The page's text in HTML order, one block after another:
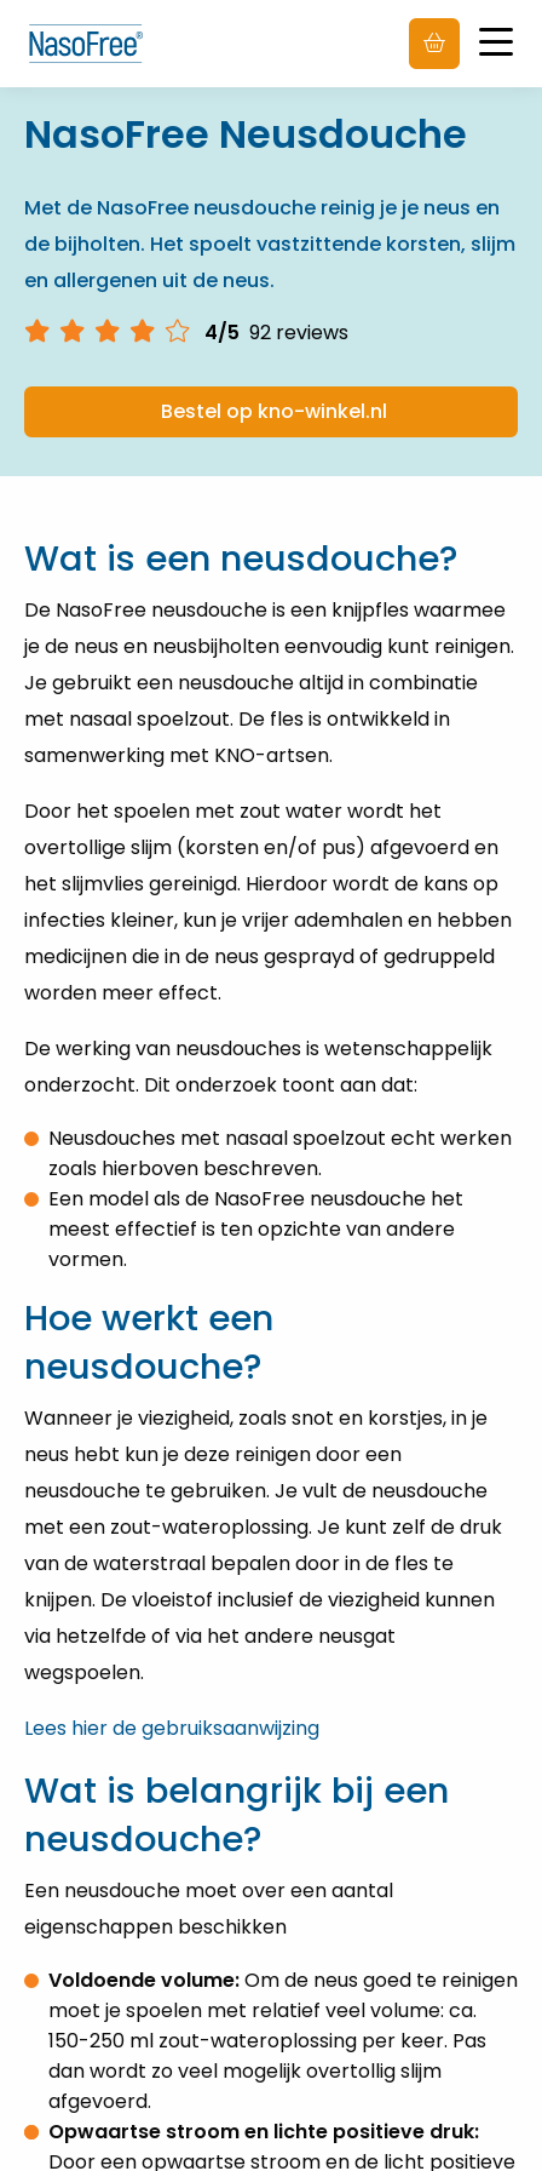
NasoFree Neusdouche
Met de NasoFree neusdouche reinig je je neus en
de bijholten. Het spoelt vastzittende korsten, slijm
en allergenen uit de neus.
4/5 92 reviews
Bestel op kno-winkel.nl
Wat is een neusdouche?
De NasoFree neusdouche is een knijpfles waarmee
je de neus en neusbijholten eenvoudig kunt reinigen.
Je gebruikt een neusdouche altijd in combinatie
met nasaal spoelzout. De fles is ontwikkeld in
samenwerking met KNO-artsen.
Door het spoelen met zout water wordt het
overtollige slijm (korsten en/of pus) afgevoerd en
het slijmvlies gereinigd. Hierdoor wordt de kans op
infecties kleiner, kun je vrijer ademhalen en hebben
medicijnen die in de neus gesprayd of gedruppeld
worden meer effect.
De werking van neusdouches is wetenschappelijk
onderzocht. Dit onderzoek toont aan dat:
Neusdouches met nasaal spoelzout echt werken
zoals hierboven beschreven.
Een model als de NasoFree neusdouche het
meest effectief is ten opzichte van andere
vormen.
Hoe werkt een
neusdouche?
Wanneer je viezigheid, zoals snot en korstjes, in je
neus hebt kun je deze reinigen door een
neusdouche te gebruiken. Je vult de neusdouche
met een zout-wateroplossing. Je kunt zelf de druk
van de waterstraal bepalen door in de fles te
knijpen. De vloeistof inclusief de viezigheid kunnen
via hetzelfde of via het andere neusgat
wegspoelen.
Lees hier de gebruiksaanwijzing
Wat is belangrijk bij een
neusdouche?
Een neusdouche moet over een aantal
eigenschappen beschikken
Voldoende volume:Om de neus goed te reinigen
moet je spoelen met relatief veel volume: ca.
150-250 ml zout-wateroplossing per keer. Pas
dan wordt zo veel mogelijk overtollig slijm
afgevoerd.
Opwaartse stroom en lichte positieve druk:
Door een opwaartse stroom en de licht positieve